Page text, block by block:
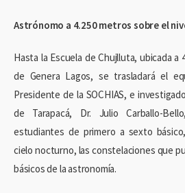
Astrónomo a 4.250 metros sobre el
Hasta la Escuela de Chujlluta, ubicada a
de Genera Lagos, se trasladará el
Presidente de la SOCHIAS, e
de Tarapacá, Dr. Julio Carballo-
estudiantes de primero a sexto
cielo nocturno, las constelaciones que
básicos de la astronomía.